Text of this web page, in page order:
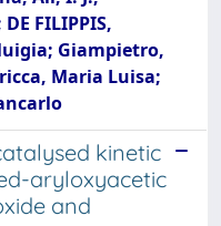
FILIPPIS,
Giampietro,
Maria Luisa;
kinetic
aryloxyacetic
and